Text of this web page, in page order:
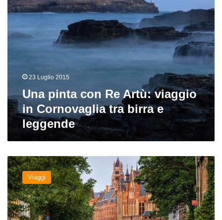
tra
birra
leggende
23 Luglio 2015
Una pinta con Re Artù: viaggio
in Cornovaglia tra birra e
leggende
Viaggi
birrari:
destinazione
Bruges
Viaggi